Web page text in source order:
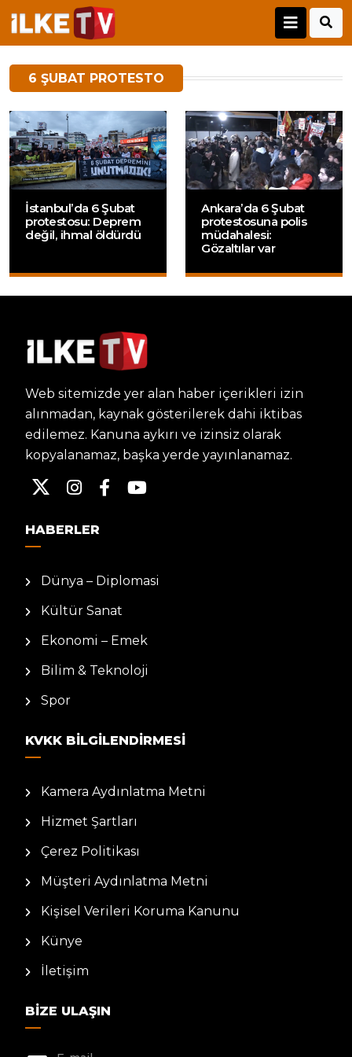
6 ŞUBAT PROTESTO
İstanbul’da 6 Şubat
protestosu: Deprem
değil, ihmal öldürdü
Ankara’da 6 Şubat
protestosuna polis
müdahalesi:
Gözaltılar var
Web sitemizde yer alan haber içerikleri izin
alınmadan, kaynak gösterilerek dahi iktibas
edilemez. Kanuna aykırı ve izinsiz olarak
kopyalanamaz, başka yerde yayınlanamaz.
HABERLER
Dünya – Diplomasi
Kültür Sanat
Ekonomi – Emek
Bilim & Teknoloji
Spor
KVKK BILGILENDIRMESI
Kamera Aydınlatma Metni
Hizmet Şartları
Çerez Politikası
Müşteri Aydınlatma Metni
Kişisel Verileri Koruma Kanunu
Künye
İletişim
BIZE ULAŞIN